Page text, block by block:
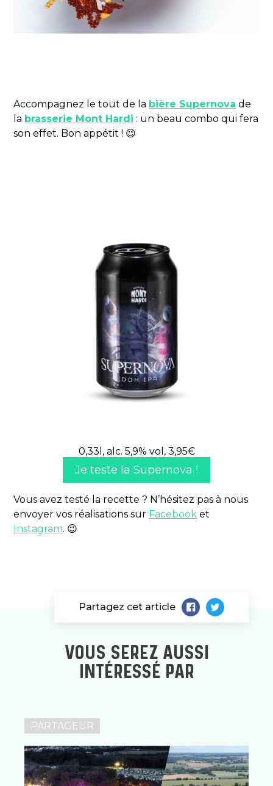
Accompagnez le tout de la bière Supernova de
la brasserie Mont Hardi : un beau combo qui fera
son effet. Bon appétit ! 😉
0,33l, alc. 5,9% vol, 3,95€
Je teste la Supernova !
Vous avez testé la recette ? N’hésitez pas à nous
envoyer vos réalisations sur Facebook et
Instagram. 😉
Partagez cet article
VOUS SEREZ AUSSI
INTÉRESSÉ PAR
PARTAGEUR